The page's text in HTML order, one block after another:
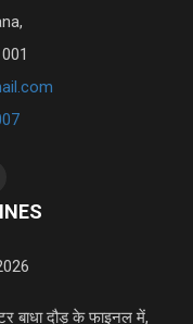
बाधा दौड़ के फाइनल में,